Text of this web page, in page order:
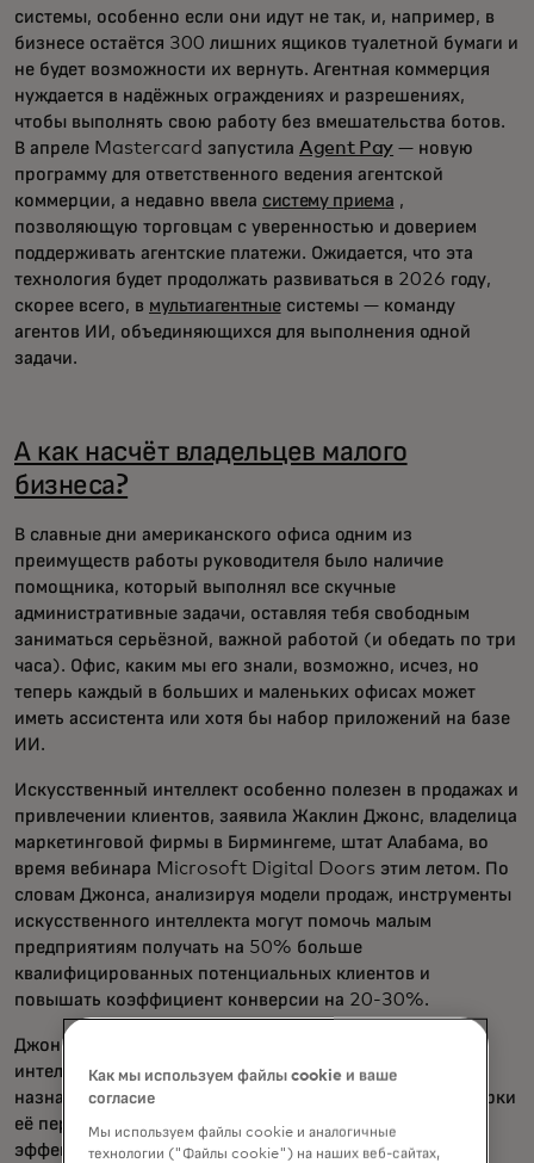
системы, особенно если они идут не так, и, например, в
бизнесе остаётся 300 лишних ящиков туалетной бумаги и
не будет возможности их вернуть. Агентная коммерция
нуждается в надёжных ограждениях и разрешениях,
чтобы выполнять свою работу без вмешательства ботов.
В апреле Mastercard запустила Agent Pay — новую
программу для ответственного ведения агентской
коммерции, а недавно ввела систему приема ,
позволяющую торговцам с уверенностью и доверием
поддерживать агентские платежи. Ожидается, что эта
технология будет продолжать развиваться в 2026 году,
скорее всего, в мультиагентныесистемы — команду
агентов ИИ, объединяющихся для выполнения одной
задачи.
А как насчёт владельцев малого
бизнеса?
В славные дни американского офиса одним из
преимуществ работы руководителя было наличие
помощника, который выполнял все скучные
административные задачи, оставляя тебя свободным
заниматься серьёзной, важной работой (и обедать по три
часа). Офис, каким мы его знали, возможно, исчез, но
теперь каждый в больших и маленьких офисах может
иметь ассистента или хотя бы набор приложений на базе
ИИ.
Искусственный интеллект особенно полезен в продажах и
привлечении клиентов, заявила Жаклин Джонс, владелица
маркетинговой фирмы в Бирмингеме, штат Алабама, во
время вебинара Microsoft Digital Doors этим летом. По
словам Джонса, анализируя модели продаж, инструменты
искусственного интеллекта могут помочь малым
предприятиям получать на 50% больше
квалифицированных потенциальных клиентов и
повышать коэффициент конверсии на 20-30%.
Джонс также использует инструменты искусственного
интеллекта для ведения заметок во время встреч,
назначения встреч, рассылки массовых писем и проверки
её переписки на тон и точность. Это повышает её
эффективность на работе, и она не единственная: она
Как мы используем файлы cookie и ваше
согласие
Мы используем файлы cookie и аналогичные
технологии ("Файлы cookie") на наших веб-сайтах,